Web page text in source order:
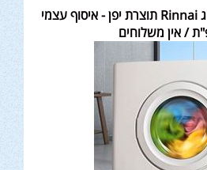
מייבש כביסה על גז 7 ק"ג Rinnai תוצרת יפן - איסוף עצמי
/ אין משלוחים